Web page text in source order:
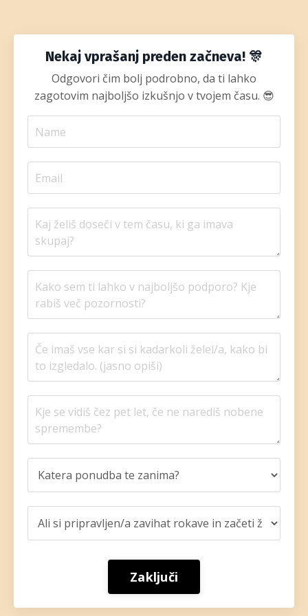
Nekaj vprašanj preden začneva! 🎊
Odgovori čim bolj podrobno, da ti lahko
zagotovim najboljšo izkušnjo v tvojem času. 😎
Zaključi